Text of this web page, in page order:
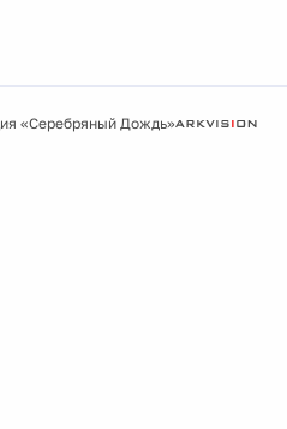
«Серебряный Дождь»